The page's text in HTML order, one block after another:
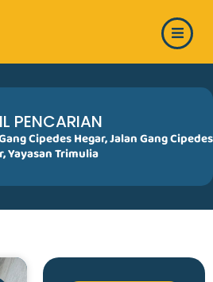
PENCARIAN
Cipedes Hegar,Jalan Gang Cipedes
,Yayasan Trimulia